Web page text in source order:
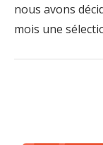
nous avons
mois une